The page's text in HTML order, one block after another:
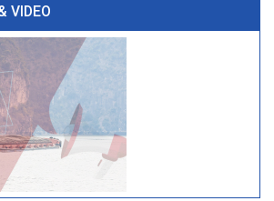
VIDEO